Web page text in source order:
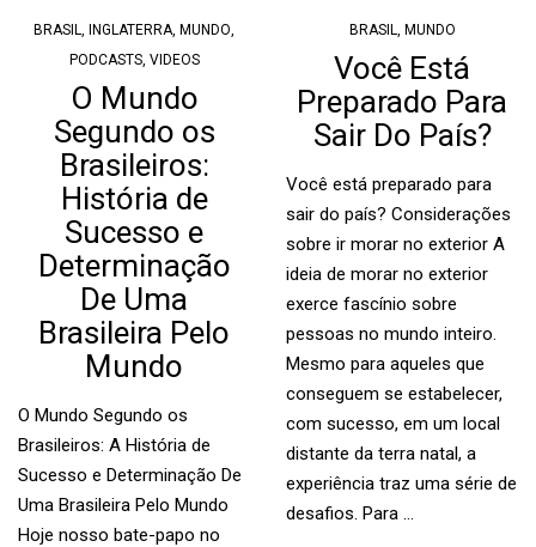
BRASIL INGLATERRA MUNDO
PODCASTS, VIDEOS
O Mundo
Segundo os
Brasileiros:
História de
Sucesso e
Determinação
De Uma
Brasileira Pelo
Mundo
O Mundo Segundo os
Brasileiros: A História de
Sucesso e Determinação De
Uma Brasileira Pelo Mundo
Hoje nosso bate-papo no
BRASIL MUNDO
Você Está
Preparado Para
Sair Do País?
Você está preparado para
sair do país? Considerações
sobre ir morar no exterior A
ideia de morar no exterior
exerce fascínio sobre
pessoas no mundo inteiro.
Mesmo para aqueles que
conseguem se estabelecer,
com sucesso, em um local
distante da terra natal, a
experiência traz uma série de
desafios. Para …